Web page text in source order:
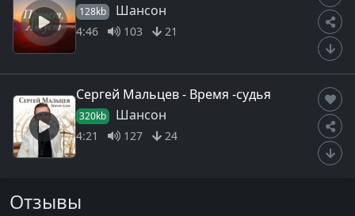
128kb Шансон
4:46 103 21
Сергей Мальцев - Время -судья
320kb Шансон
4:21 127 24
Отзывы